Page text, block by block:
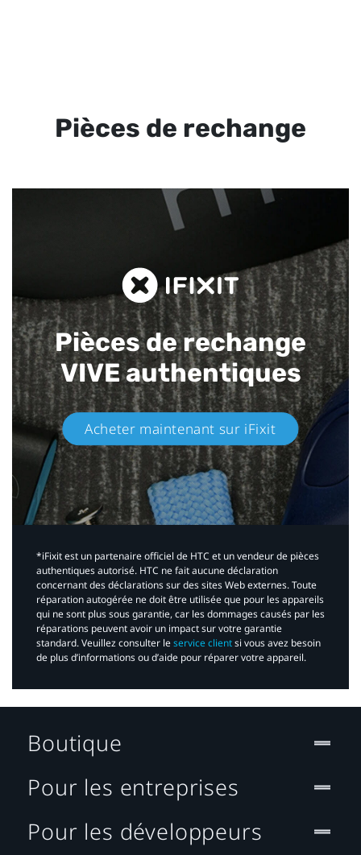
Pièces de rechange
Pièces de rechange
VIVE authentiques​
Acheter maintenant sur iFixit​
*iFixit est un partenaire officiel de HTC et un vendeur de pièces
authentiques autorisé. HTC ne fait aucune déclaration
concernant des déclarations sur des sites Web externes. Toute
réparation autogérée ne doit être utilisée que pour les appareils
qui ne sont plus sous garantie, car les dommages causés par les
réparations peuvent avoir un impact sur votre garantie
standard. Veuillez consulter leservice clientsi vous avez besoin
de plus d’informations ou d’aide pour réparer votre appareil.​
Boutique
Pour les entreprises
Pour les développeurs